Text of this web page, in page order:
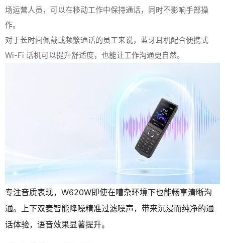
场运营人员，可以在移动工作中保持通话，同时不影响手部操
作。
对于长时间佩戴或频繁通话的员工来说，蓝牙耳机配合便携式
Wi-Fi 话机可以提升舒适度，也能让工作沟通更自然。
专注音质表现，W620W即使在嘈杂环境下也能畅享清晰沟
通。上下双麦智能降噪精准过滤噪声，带来沉浸而纯净的通
话体验，语音效果显著提升。